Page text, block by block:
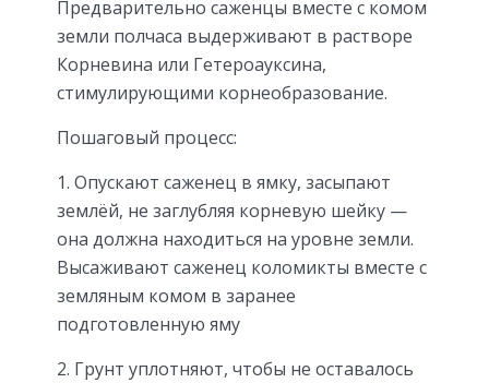
Предварительно саженцы вместе с комом
земли полчаса выдерживают в растворе
Корневина или Гетероауксина,
стимулирующими корнеобразование.
Пошаговый процесс:
Опускают саженец в ямку, засыпают
землёй, не заглубляя корневую шейку —
она должна находиться на уровне земли.
Высаживают саженец коломикты вместе с
земляным комом в заранее
подготовленную яму
Грунт уплотняют, чтобы не оставалось